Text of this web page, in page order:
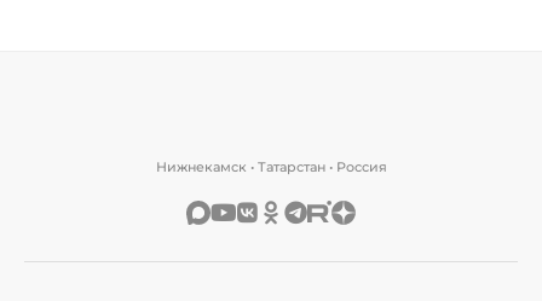
Нижнекамск • Татарстан • Россия